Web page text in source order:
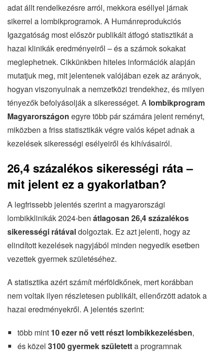
adat állt rendelkezésre arról, mekkora eséllyel járnak
sikerrel a lombikprogramok. A Humánreprodukciós
Igazgatóság most először publikált átfogó statisztikát a
hazai klinikák eredményeiről – és a számok sokakat
meglephetnek. Cikkünkben hiteles információk alapján
mutatjuk meg, mit jelentenek valójában ezek az arányok,
hogyan viszonyulnak a nemzetközi trendekhez, és milyen
tényezők befolyásolják a sikerességet. A lombikprogram
Magyarországon egyre több pár számára jelent reményt,
miközben a friss statisztikák végre valós képet adnak a
kezelések sikerességi esélyeiről és kihívásairól.
26,4 százalékos sikerességi ráta –
mit jelent ez a gyakorlatban?
A legfrissebb jelentés szerint a magyarországi
lombikklinikák 2024-ben átlagosan 26,4 százalékos
sikerességi rátávaldolgoztak. Ez azt jelenti, hogy az
elindított kezelések nagyjából minden negyedik esetben
vezettek gyermek születéséhez.
A statisztika azért számít mérföldkőnek, mert korábban
nem voltak ilyen részletesen publikált, ellenőrzött adatok a
hazai eredményekről. A jelentés szerint:
több mint 10 ezer nő vett részt lombikkezelésben,
és közel 3100 gyermek születetta programnak